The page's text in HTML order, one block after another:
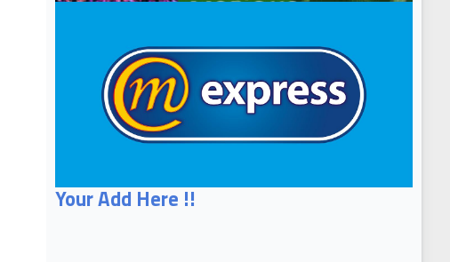
Your Add Here !!